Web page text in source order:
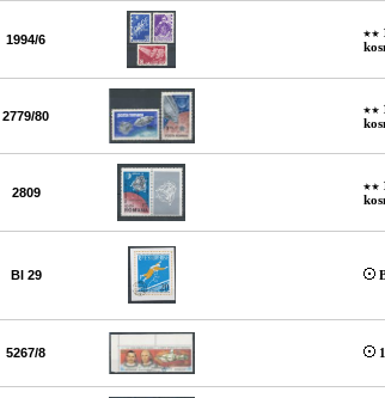
1994/6
2779/80
2809
Bl 29
5267/8